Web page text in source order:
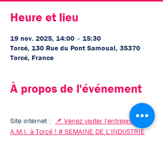
Heure et lieu
19 nov. 2025, 14:00 – 15:30
Torcé, 130 Rue du Pont Samoual, 35370
Torcé, France
À propos de l'événement
Site internet :
📌 Venez visiter l'entreprise
A.M.I. à Torcé ! # SEMAINE DE L'INDUSTRIE